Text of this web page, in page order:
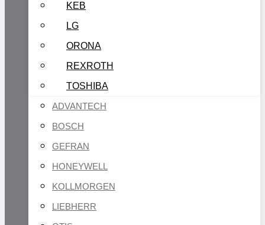
KEB
LG
ORONA
REXROTH
TOSHIBA
ADVANTECH
BOSCH
GEFRAN
HONEYWELL
KOLLMORGEN
LIEBHERR